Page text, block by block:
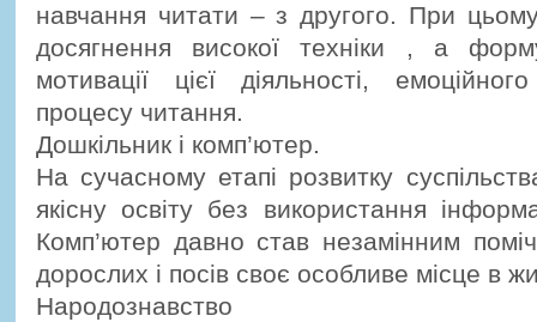
навчання читати – з другого. При
досягнення високої техніки , а
мотивації цієї діяльності,
процесу читання.
Дошкільник і комп’ютер.
На сучасному етапі розвитку
якісну освіту без використання
Комп’ютер давно став незамінним
дорослих і посів своє особливе місце в
Народознавство